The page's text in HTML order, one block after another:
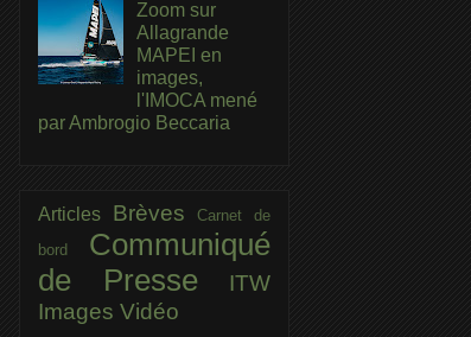
Zoom sur
Allagrande
MAPEI en
images,
l'IMOCA mené
par Ambrogio Beccaria
Articles BrèvesCarnet de
bord Communiqué
de Presse
ITW
Images Vidéo